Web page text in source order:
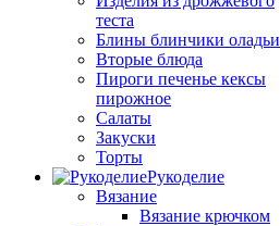
теста
Блины блинчики оладьи
Вторые блюда
Пироги печенье кексы
пирожное
Салаты
Закуски
Торты
Рукоделие
Вязание
Вязание крючком